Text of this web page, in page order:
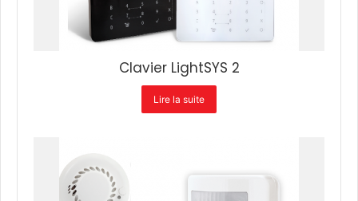
Clavier LightSYS 2
Lire la suite